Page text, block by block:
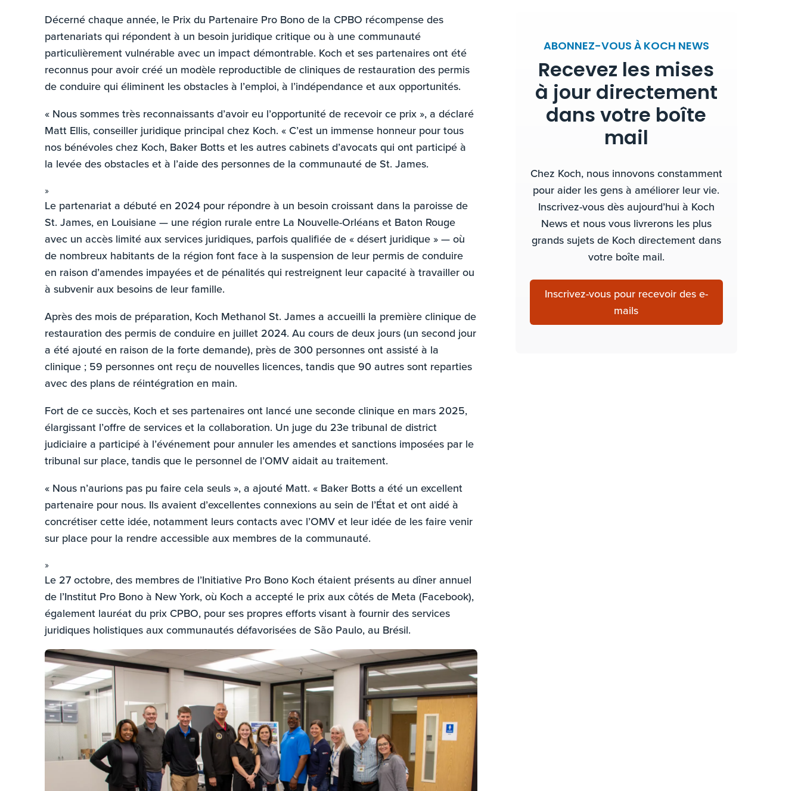
Décerné chaque année, le Prix du Partenaire Pro Bono de la CPBO récompense des
partenariats qui répondent à un besoin juridique critique ou à une communauté
particulièrement vulnérable avec un impact démontrable. Koch et ses partenaires ont été
reconnus pour avoir créé un modèle reproductible de cliniques de restauration des permis
de conduire qui éliminent les obstacles à l’emploi, à l’indépendance et aux opportunités.
« Nous sommes très reconnaissants d’avoir eu l’opportunité de recevoir ce prix », a déclaré
Matt Ellis, conseiller juridique principal chez Koch. « C’est un immense honneur pour tous
nos bénévoles chez Koch, Baker Botts et les autres cabinets d’avocats qui ont participé à
la levée des obstacles et à l’aide des personnes de la communauté de St. James.
»
Le partenariat a débuté en 2024 pour répondre à un besoin croissant dans la paroisse de
St. James, en Louisiane — une région rurale entre La Nouvelle-Orléans et Baton Rouge
avec un accès limité aux services juridiques, parfois qualifiée de « désert juridique » — où
de nombreux habitants de la région font face à la suspension de leur permis de conduire
en raison d’amendes impayées et de pénalités qui restreignent leur capacité à travailler ou
à subvenir aux besoins de leur famille.
Après des mois de préparation, Koch Methanol St. James a accueilli la première clinique de
restauration des permis de conduire en juillet 2024. Au cours de deux jours (un second jour
a été ajouté en raison de la forte demande), près de 300 personnes ont assisté à la
clinique ; 59 personnes ont reçu de nouvelles licences, tandis que 90 autres sont reparties
avec des plans de réintégration en main.
Fort de ce succès, Koch et ses partenaires ont lancé une seconde clinique en mars 2025,
élargissant l’offre de services et la collaboration. Un juge du 23e tribunal de district
judiciaire a participé à l’événement pour annuler les amendes et sanctions imposées par le
tribunal sur place, tandis que le personnel de l’OMV aidait au traitement.
« Nous n’aurions pas pu faire cela seuls », a ajouté Matt. « Baker Botts a été un excellent
partenaire pour nous. Ils avaient d’excellentes connexions au sein de l’État et ont aidé à
concrétiser cette idée, notamment leurs contacts avec l’OMV et leur idée de les faire venir
sur place pour la rendre accessible aux membres de la communauté.
»
Le 27 octobre, des membres de l’Initiative Pro Bono Koch étaient présents au dîner annuel
de l’Institut Pro Bono à New York, où Koch a accepté le prix aux côtés de Meta (Facebook),
également lauréat du prix CPBO, pour ses propres efforts visant à fournir des services
juridiques holistiques aux communautés défavorisées de São Paulo, au Brésil.
ABONNEZ-VOUS À KOCH NEWS
Recevez les mises
à jour directement
dans votre boîte
mail
Chez Koch, nous innovons constamment
pour aider les gens à améliorer leur vie.
Inscrivez-vous dès aujourd’hui à Koch
News et nous vous livrerons les plus
grands sujets de Koch directement dans
votre boîte mail.
Inscrivez-vous pour recevoir des e-
mails